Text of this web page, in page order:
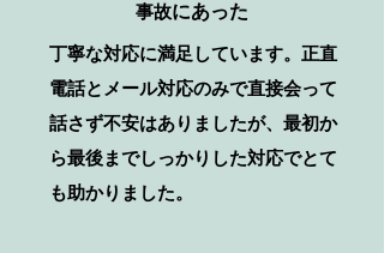
事故​にあった
丁寧な対応に満足しています。正直
電話とメール対応のみで直接会って
話さず不安はありましたが、最初か
ら最後までしっかりした対応でとて
も助かりました。